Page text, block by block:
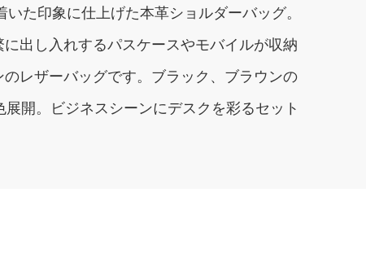
た印象に仕上げた本革ショルダーバッグ。
出し入れするパスケースやモバイルが収納
レザーバッグです。ブラック、ブラウンの
開。ビジネスシーンにデスクを彩るセット